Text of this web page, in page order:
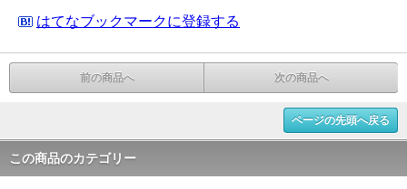
はてなブックマークに登録する
前の商品へ 次の商品へ
ページの先頭へ戻る
この商品のカテゴリー